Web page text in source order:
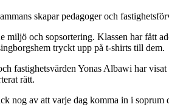
skapar pedagoger och
miljö och sopsortering. Klassen har fått
tryckt upp på t-shirts till dem.
Yonas Albawi har
rätt.
nog av att varje dag komma in i